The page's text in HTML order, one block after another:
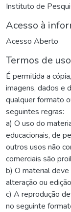
Instituto de
Acesso à
Acesso Aberto
Termos de uso
É permitida a
imagens, dados e
qualquer formato
seguintes regras:
a) O uso do
educacionais, de
outros usos não
comerciais são
b) O material
alteração ou
c) A reprodução
no seguinte